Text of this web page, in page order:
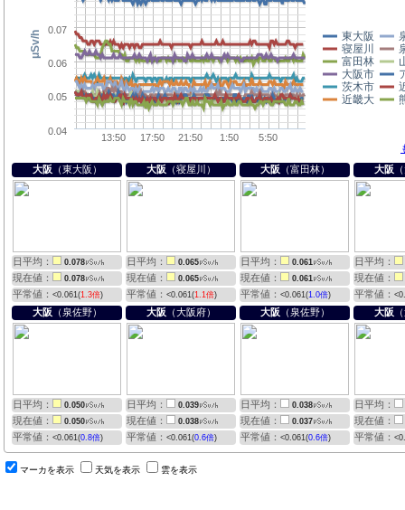
大阪 （東大阪）
日平均： 0.078
現在値： 0.078
平常値：<0.061(1.3倍)
大阪 （寝屋川）
日平均： 0.065
現在値： 0.065
平常値：<0.061(1.1倍)
大阪 （富田林）
日平均： 0.061
現在値： 0.061
平常値：<0.061(1.0倍)
大阪
日平均：
現在値：
平常値：
大阪 （泉佐野）
日平均： 0.050
現在値： 0.050
平常値：<0.061(0.8倍)
大阪 （大阪府）
日平均： 0.039
現在値： 0.038
平常値：<0.061(0.6倍)
大阪 （泉佐野）
日平均： 0.038
現在値： 0.037
平常値：<0.061(0.6倍)
大阪
日平均：
現在値：
平常値：
マーカを表示 天気を表示 雲を表示